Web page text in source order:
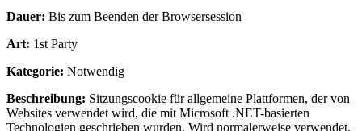
Dauer: Bis zum Beenden der Browsersession
Art: 1st Party
Kategorie: Notwendig
Beschreibung: Sitzungscookie für allgemeine Plattformen, der von
Websites verwendet wird, die mit Microsoft .NET-basierten
Technologien geschrieben wurden. Wird normalerweise verwendet,